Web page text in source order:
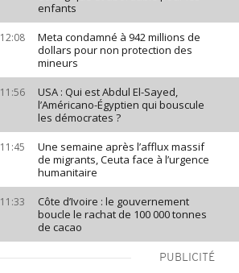
enfants
12:08
Meta condamné à 942 millions de
dollars pour non protection des
mineurs
11:56
USA : Qui est Abdul El-Sayed,
l’Américano-Égyptien qui bouscule
les démocrates ?
11:45
Une semaine après l’afflux massif
de migrants, Ceuta face à l’urgence
humanitaire
11:33
Côte d’Ivoire : le gouvernement
boucle le rachat de 100 000 tonnes
de cacao
PUBLICITÉ